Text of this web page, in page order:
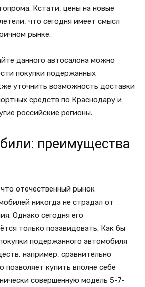
Кстати, цены на новые
что сегодня имеет смысл
рынке.
данного автосалона можно
покупки подержанных
уточнить возможность доставки
средств по Краснодару и
российские регионы.
преимущества
отечественный рынок
никогда не страдал от
Однако сегодня его
только позавидовать. Как бы
подержанного автомобиля
например, сравнительно
позволяет купить вполне себе
совершенную модель 5-7-